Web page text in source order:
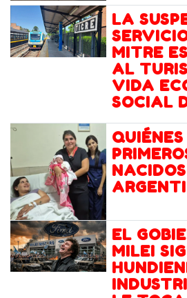
LA
MITRE
AL
VIDA
SOCIAL
EL
MILEI